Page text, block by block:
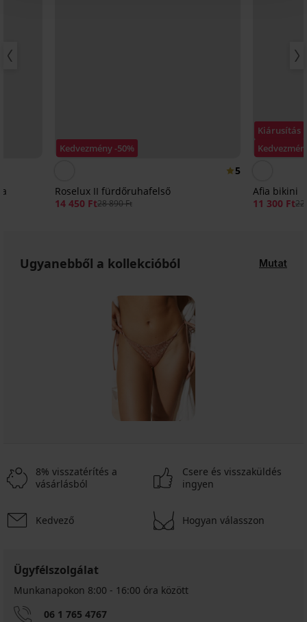
Kedvezmény -50%
5
Roselux II fürdőruhafelső
14 450 Ft28 890 Ft
Kiárusítás
Afia bikini
11 300 Ft22
Ugyanebből a kollekcióból Mutat
8% visszatérítés a
vásárlásból
Csere és visszaküldés
ingyen
Kedvező Hogyan válasszon
Ügyfélszolgálat
Munkanapokon 8:00 - 16:00 óra között
06 1 765 4767